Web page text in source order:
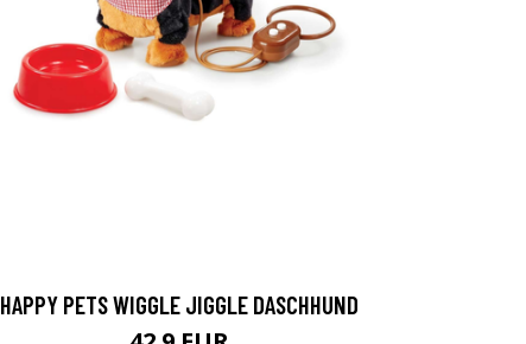
HAPPY PETS WIGGLE JIGGLE DASCHHUND